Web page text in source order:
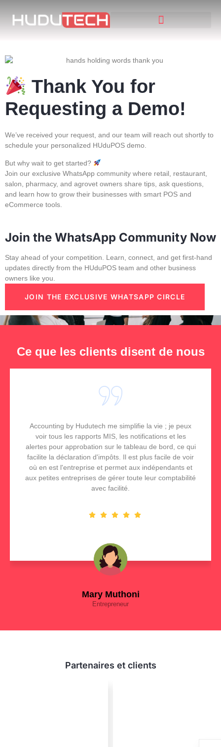
Thank You for
Requesting a Demo!
We’ve received your request, and our team will reach out shortly to
schedule your personalized HUduPOS demo.
But why wait to get started?
Join our exclusive WhatsApp community where retail, restaurant,
salon, pharmacy, and agrovet owners share tips, ask questions,
and learn how to grow their businesses with smart POS and
eCommerce tools.
Join the WhatsApp Community Now
Stay ahead of your competition. Learn, connect, and get first-hand
updates directly from the HUduPOS team and other business
owners like you.
JOIN THE EXCLUSIVE WHATSAPP CIRCLE
Ce que les clients disent de nous
Mary Muthoni
Entrepreneur
Accounting by Hudutech me simplifie la vie ; je peux
voir tous les rapports MIS, les notifications et les
alertes pour approbation sur le tableau de bord, ce qui
facilite la déclaration d'impôts. Il est plus facile de voir
où en est l'entreprise et permet aux indépendants et
aux petites entreprises de gérer toute leur comptabilité
avec facilité.
Partenaires et clients